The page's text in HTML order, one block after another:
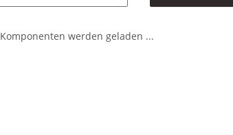
Komponenten werden geladen ...